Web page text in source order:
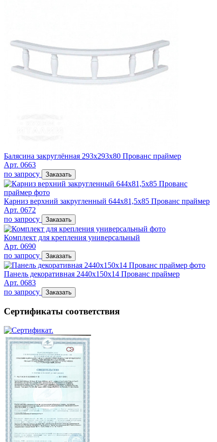
Балясина закруглённая 293х293х80 Прованс праймер
Арт. 0663
по запросу
Заказать
Карниз верхний закругленный 644х81,5х85 Прованс праймер
Арт. 0672
по запросу
Заказать
Комплект для крепления универсальный
Арт. 0690
по запросу
Заказать
Панель декоративная 2440х150х14 Прованс праймер
Арт. 0683
по запросу
Заказать
Сертификаты соответствия